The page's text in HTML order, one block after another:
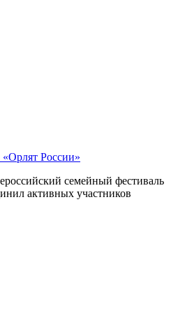
России»
семейный фестиваль
активных участников